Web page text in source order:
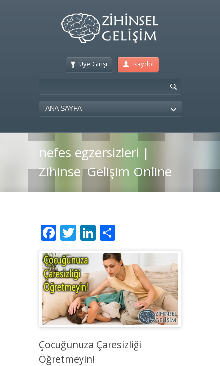
Üye Girişi Kaydol
ANA SAYFA
nefes egzersizleri |
Zihinsel Gelişim Online
Facebook
TwitterLinkedIn
Çocuğunuza Çaresizliği
Öğretmeyin!